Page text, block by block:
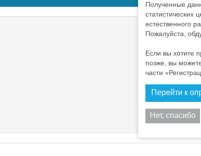
Полученные
статистических
естественного
Пожалуйста,
Если вы хотите
позже, вы
части
Перейти к
Нет, спасибо